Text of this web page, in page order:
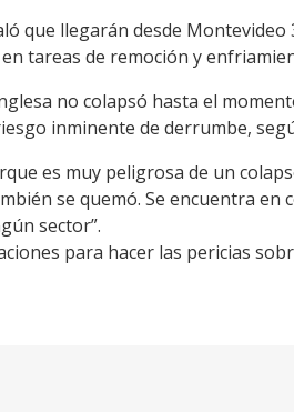
que llegarán desde
tareas de remoción y
no colapsó hasta el
inminente de derrumbe,
es muy peligrosa de un
se quemó. Se encuentra
sector”.
para hacer las pericias